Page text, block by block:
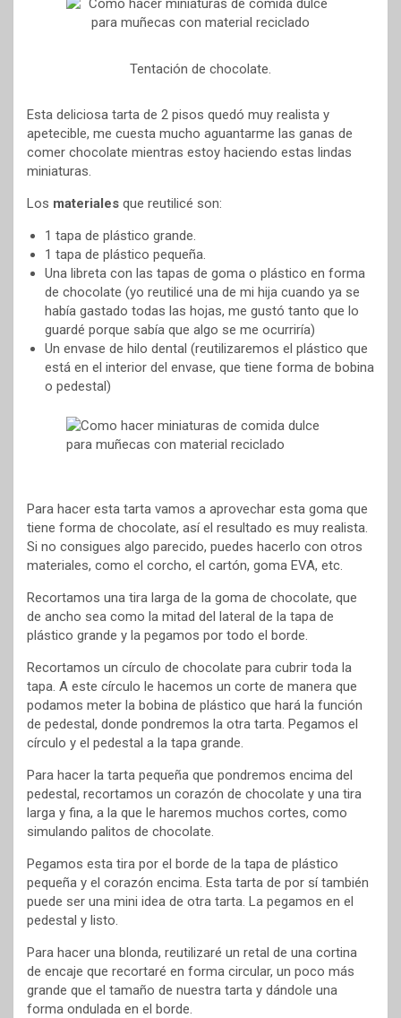
Tentación de chocolate.
Esta deliciosa tarta de 2 pisos quedó muy realista y
apetecible, me cuesta mucho aguantarme las ganas de
comer chocolate mientras estoy haciendo estas lindas
miniaturas.
Los materiales que reutilicé son:
1 tapa de plástico grande.
1 tapa de plástico pequeña.
Una libreta con las tapas de goma o plástico en forma
de chocolate (yo reutilicé una de mi hija cuando ya se
había gastado todas las hojas, me gustó tanto que lo
guardé porque sabía que algo se me ocurriría)
Un envase de hilo dental (reutilizaremos el plástico que
está en el interior del envase, que tiene forma de bobina
o pedestal)
Para hacer esta tarta vamos a aprovechar esta goma que
tiene forma de chocolate, así el resultado es muy realista.
Si no consigues algo parecido, puedes hacerlo con otros
materiales, como el corcho, el cartón, goma EVA, etc.
Recortamos una tira larga de la goma de chocolate, que
de ancho sea como la mitad del lateral de la tapa de
plástico grande y la pegamos por todo el borde.
Recortamos un círculo de chocolate para cubrir toda la
tapa. A este círculo le hacemos un corte de manera que
podamos meter la bobina de plástico que hará la función
de pedestal, donde pondremos la otra tarta. Pegamos el
círculo y el pedestal a la tapa grande.
Para hacer la tarta pequeña que pondremos encima del
pedestal, recortamos un corazón de chocolate y una tira
larga y fina, a la que le haremos muchos cortes, como
simulando palitos de chocolate.
Pegamos esta tira por el borde de la tapa de plástico
pequeña y el corazón encima. Esta tarta de por sí también
puede ser una mini idea de otra tarta. La pegamos en el
pedestal y listo.
Para hacer una blonda, reutilizaré un retal de una cortina
de encaje que recortaré en forma circular, un poco más
grande que el tamaño de nuestra tarta y dándole una
forma ondulada en el borde.